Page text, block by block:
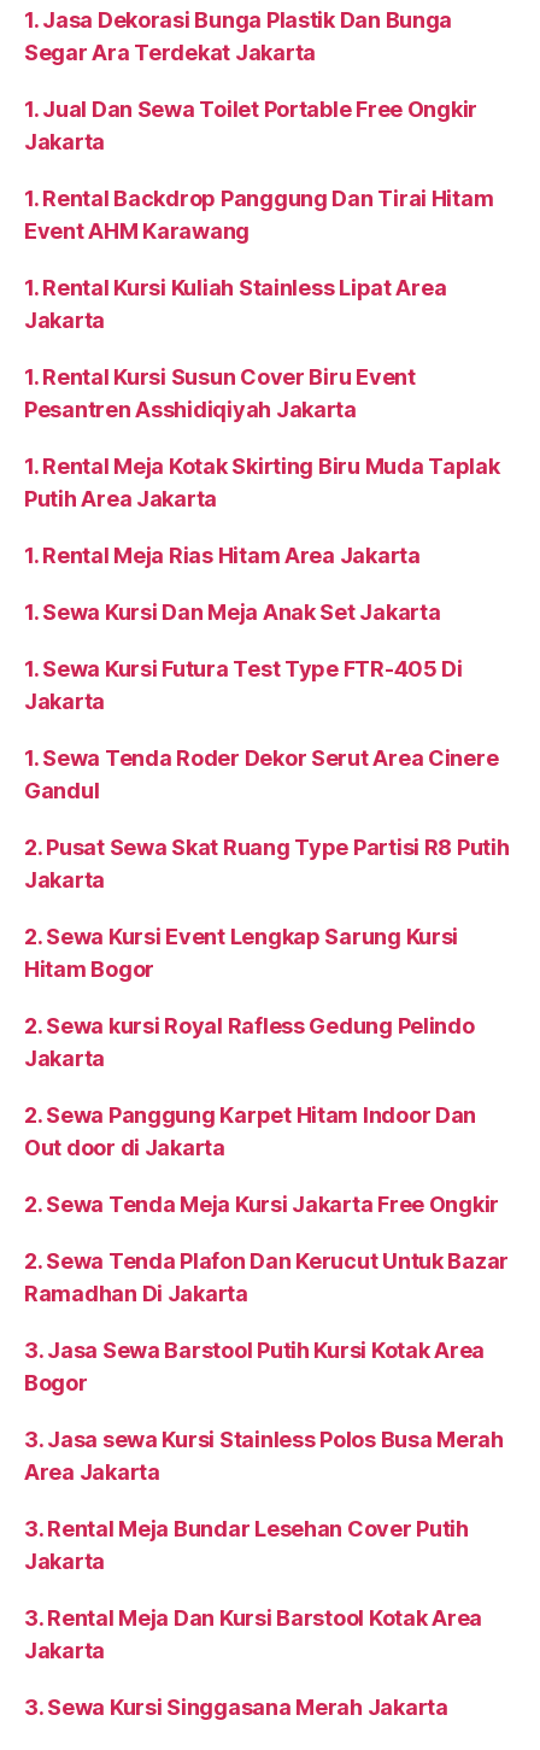
1. Jasa Dekorasi Bunga Plastik Dan Bunga
Segar Ara Terdekat Jakarta
1. Jual Dan Sewa Toilet Portable Free Ongkir
Jakarta
1. Rental Backdrop Panggung Dan Tirai Hitam
Event AHM Karawang
1. Rental Kursi Kuliah Stainless Lipat Area
Jakarta
1. Rental Kursi Susun Cover Biru Event
Pesantren Asshidiqiyah Jakarta
1. Rental Meja Kotak Skirting Biru Muda Taplak
Putih Area Jakarta
1. Rental Meja Rias Hitam Area Jakarta
1. Sewa Kursi Dan Meja Anak Set Jakarta
1. Sewa Kursi Futura Test Type FTR-405 Di
Jakarta
1. Sewa Tenda Roder Dekor Serut Area Cinere
Gandul
2. Pusat Sewa Skat Ruang Type Partisi R8 Putih
Jakarta
2. Sewa Kursi Event Lengkap Sarung Kursi
Hitam Bogor
2. Sewa kursi Royal Rafless Gedung Pelindo
Jakarta
2. Sewa Panggung Karpet Hitam Indoor Dan
Out door di Jakarta
2. Sewa Tenda Meja Kursi Jakarta Free Ongkir
2. Sewa Tenda Plafon Dan Kerucut Untuk Bazar
Ramadhan Di Jakarta
3. Jasa Sewa Barstool Putih Kursi Kotak Area
Bogor
3. Jasa sewa Kursi Stainless Polos Busa Merah
Area Jakarta
3. Rental Meja Bundar Lesehan Cover Putih
Jakarta
3. Rental Meja Dan Kursi Barstool Kotak Area
Jakarta
3. Sewa Kursi Singgasana Merah Jakarta